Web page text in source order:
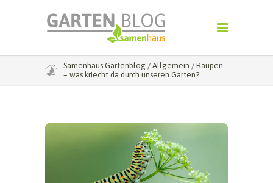
Samenhaus Gartenblog / Allgemein / Raupen
– was kriecht da durch unseren Garten?